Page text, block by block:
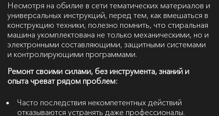
Несмотря на обилие в сети тематических материалов и
универсальных инструкций, перед тем, как вмешаться в
конструкцию техники, полезно помнить, что стиральная
машина укомплектована не только механическими, но и
электронными составляющими, защитными системами
и контролирующими программами.
Ремонт своими силами, без инструмента, знаний и
опыта чреват рядом проблем:
Часто последствия некомпетентных действий
отказываются устранять даже профессионалы.